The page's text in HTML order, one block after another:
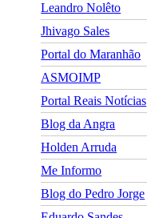
Leandro Nolêto
Jhivago Sales
Portal do Maranhão
ASMOIMP
Portal Reais Notí­cias
Blog da Angra
Holden Arruda
Me Informo
Blog do Pedro Jorge